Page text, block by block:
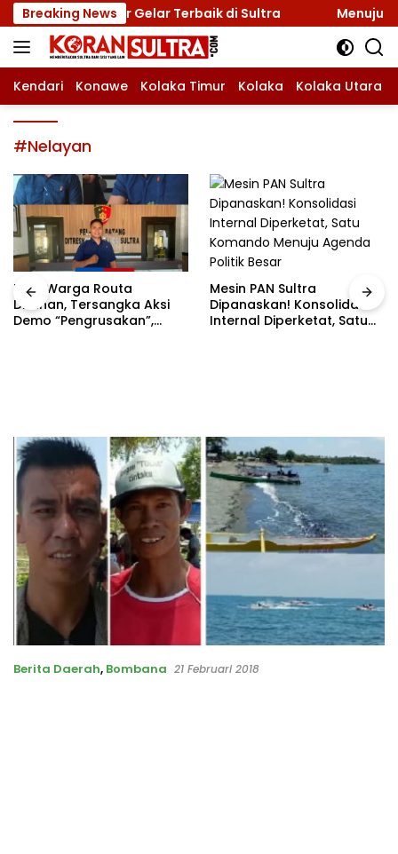
Langsung
ke
konten
Breaking News
Incar Gelar Terbaik di Sultra Menuju
Kendari Konawe Kolaka Timur Kolaka Kolaka Utara
#Nelayan
Tiga Warga Routa
Ditahan, Tersangka Aksi
Demo “Pengrusakan”,
Mesin PAN Sultra
Dipanaskan! Konsolidasi
Internal Diperketat, Satu
Berita Daerah, Bombana 21 Februari 2018